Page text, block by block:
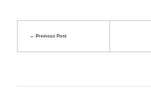
Previous Post